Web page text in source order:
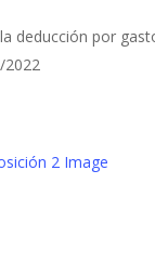
deducción por
2022